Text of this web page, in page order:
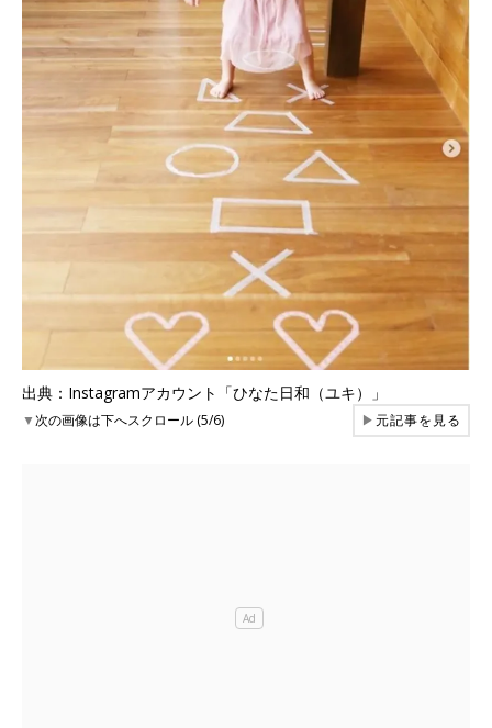
出典：Instagramアカウント「ひなた日和（ユキ）」
▼次の画像は下へスクロール (5/6) ▶元記事を見る